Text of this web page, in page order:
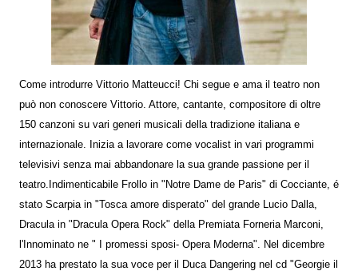
Come introdurre Vittorio Matteucci! Chi segue e ama il teatro non
può non conoscere Vittorio. Attore, cantante, compositore di oltre
150 canzoni su vari generi musicali della tradizione italiana e
internazionale. Inizia a lavorare come vocalist in vari programmi
televisivi senza mai abbandonare la sua grande passione per il
teatro.Indimenticabile Frollo in "Notre Dame de Paris" di Cocciante, é
stato Scarpia in "Tosca amore disperato" del grande Lucio Dalla,
Dracula in "Dracula Opera Rock" della Premiata Forneria Marconi,
l'Innominato ne " I promessi sposi- Opera Moderna". Nel dicembre
2013 ha prestato la sua voce per il Duca Dangering nel cd "Georgie il